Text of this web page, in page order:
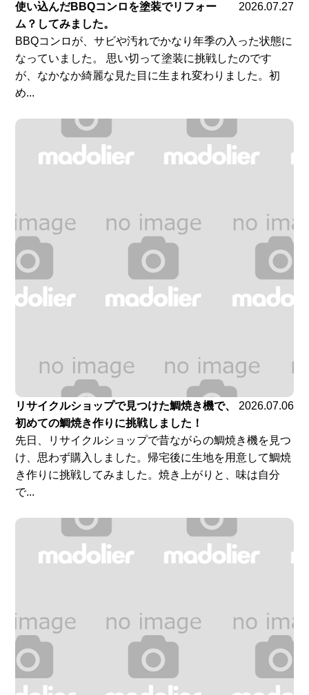
使い込んだBBQコンロを塗装でリフォー
ム？してみました。
2026.07.27
BBQコンロが、サビや汚れでかなり年季の入った状態に
なっていました。 思い切って塗装に挑戦したのです
が、なかなか綺麗な見た目に生まれ変わりました。初
め...
リサイクルショップで見つけた鯛焼き機で、
初めての鯛焼き作りに挑戦しました！
2026.07.06
先日、リサイクルショップで昔ながらの鯛焼き機を見つ
け、思わず購入しました。帰宅後に生地を用意して鯛焼
き作りに挑戦してみました。焼き上がりと、味は自分
で...